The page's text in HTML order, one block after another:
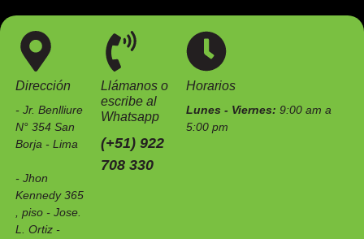
Somos una empresa especializada en el mantenimiento de
estaciones de servicio e instalaciones industriales.
Dirección
- Jr. Benlliure
N° 354 San
Borja - Lima
- Jhon
Kennedy 365
, piso - Jose.
L. Ortiz -
Llámanos o
escribe al
Whatsapp
(+51) 922
708 330
Horarios
Lunes - Viernes: 9:00 am a
5:00 pm